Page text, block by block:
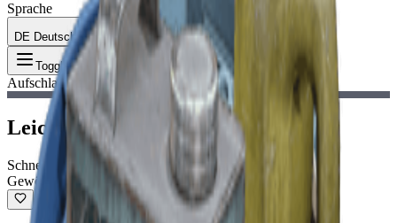
Sprache
DE Deutsch
Toggle Menu Gegenstand
Aufschlaggranate
Leichte Aufschlaggranate
Schnellzugriff
Gewöhnlich